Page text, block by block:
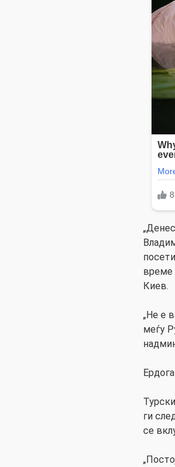
време
Киев.
„Не е
меѓу
ги
се